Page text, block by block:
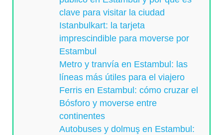
clave para visitar la ciudad
Istanbulkart: la tarjeta
imprescindible para moverse por
Estambul
Metro y tranvía en Estambul: las
líneas más útiles para el viajero
Ferris en Estambul: cómo cruzar el
Bósforo y moverse entre
continentes
Autobuses y dolmuş en Estambul: